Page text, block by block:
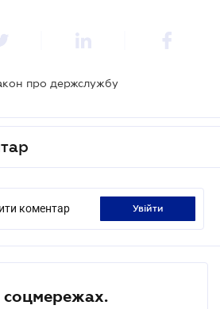
про держслужбу
коментар увійти
соцмережах.